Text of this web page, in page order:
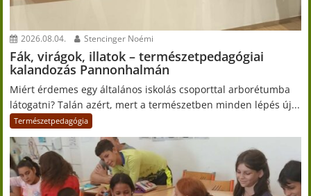
2026.08.04. Stencinger Noémi
Fák, virágok, illatok – természetpedagógiai
kalandozás Pannonhalmán
Miért érdemes egy általános iskolás csoporttal arborétumba
látogatni? Talán azért, mert a természetben minden lépés új...
Természetpedagógia